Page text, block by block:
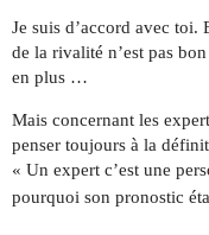
Je suis d’accord avec
de la rivalité n’est pas
en plus …
Mais concernant les
penser toujours à la
« Un expert c’est une
pourquoi son pronostic